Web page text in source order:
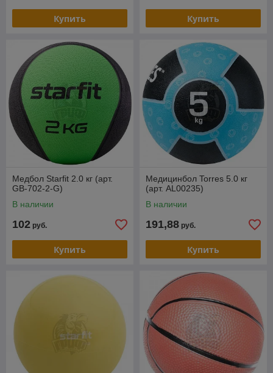
Купить Купить
Медбол Starfit 2.0 кг (арт.
GB-702-2-G)
В наличии
102 руб.
Купить
Медицинбол Torres 5.0 кг
(арт. AL00235)
В наличии
191,88 руб.
Купить